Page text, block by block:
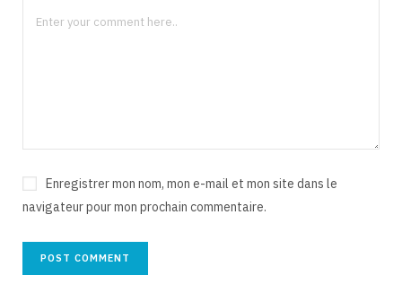
Enregistrer mon nom, mon e-mail et mon site dans le
navigateur pour mon prochain commentaire.